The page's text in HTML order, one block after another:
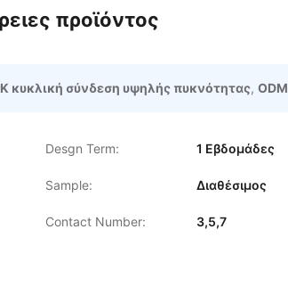
προϊόντος
κυκλική σύνδεση υψηλής πυκνότητας,
Desgn Term: 1 Εβδομάδες
Sample: Διαθέσιμος
Contact Number: 3,5,7